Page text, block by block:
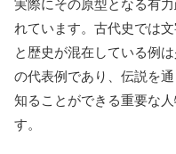
実際にその原型となる有
れています。古代史では
と歴史が混在している例
の代表例であり、伝説を
知ることができる重要な
す。